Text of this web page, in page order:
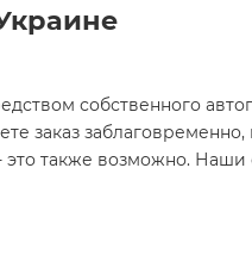
собственного
заказ
также возможно.